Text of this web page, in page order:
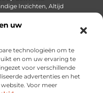
uw
technologieën om te
en om uw ervaring te
voor verschillende
advertenties en het
Voor meer
Inzichten, Altijd